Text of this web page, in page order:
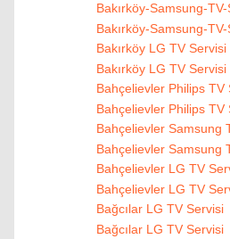
Bakırköy-Samsung-
Bakırköy-Samsung-
Bakırköy LG TV Servisi
Bakırköy LG TV Servisi
Bahçelievler Philips TV
Bahçelievler Philips TV
Bahçelievler Samsung
Bahçelievler Samsung
Bahçelievler LG TV
Bahçelievler LG TV
Bağcılar LG TV Servisi
Bağcılar LG TV Servisi